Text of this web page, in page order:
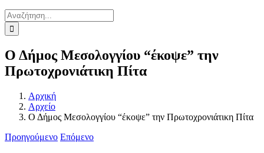
Αναζήτηση
για:
Ο Δήμος Μεσολογγίου “έκοψε” την
Πρωτοχρονιάτικη Πίτα
Αρχική
Αρχείο
Ο Δήμος Μεσολογγίου “έκοψε” την Πρωτοχρονιάτικη Πίτα
Προηγούμενο Επόμενο